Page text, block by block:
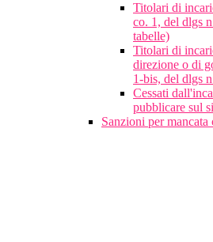
Titolari di
co. 1, del dlgs
tabelle)
Titolari di
direzione o di
1-bis, del dlgs
Cessati
pubblicare sul
Sanzioni per